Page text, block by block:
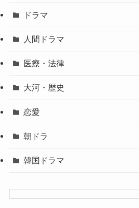
ドラマ
人間ドラマ
医療・法律
大河・歴史
恋愛
朝ドラ
韓国ドラマ